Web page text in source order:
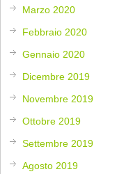
Marzo 2020
Febbraio 2020
Gennaio 2020
Dicembre 2019
Novembre 2019
Ottobre 2019
Settembre 2019
Agosto 2019